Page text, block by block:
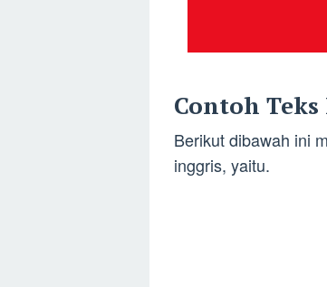
Contoh
Berikut dibawah ini
inggris, yaitu.